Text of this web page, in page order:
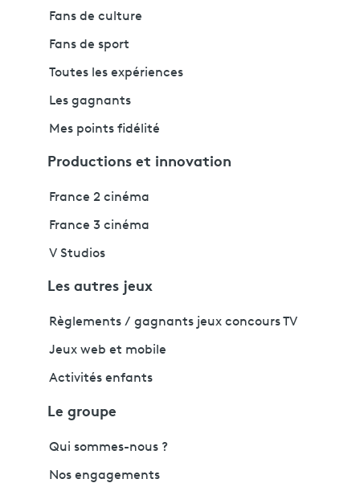
Fans de culture
Fans de sport
Toutes les expériences
Les gagnants
Mes points fidélité
Productions et innovation
France 2 cinéma
France 3 cinéma
V Studios
Les autres jeux
Règlements / gagnants jeux concours TV
Jeux web et mobile
Activités enfants
Le groupe
Qui sommes-nous ?
Nos engagements